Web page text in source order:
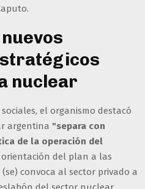
nuclear
el organismo destacó
argentina "separa con
de la operación del
del plan a las
(se) convoca al sector privado a